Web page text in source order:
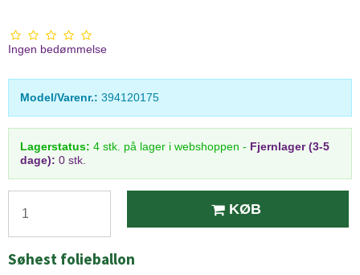
Ingen bedømmelse
Model/Varenr.: 394120175
Lagerstatus: 4 stk. på lager i webshoppen - Fjernlager (3-5
dage): 0 stk.
KØB
Søhest folieballon